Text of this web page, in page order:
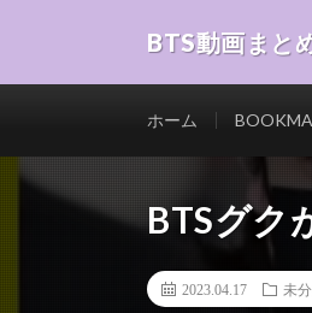
BTS動画まと
ホーム
BTSグク
2023.04.17 未